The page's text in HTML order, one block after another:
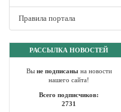
Правила портала
РАССЫЛКА НОВОСТЕЙ
Вы не подписанына новости
нашего сайта!
Всего подписчиков:
2731